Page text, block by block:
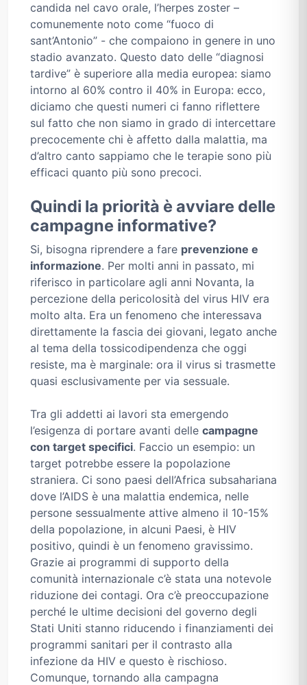
candida nel cavo orale, l’herpes zoster –
comunemente noto come “fuoco di
sant’Antonio” - che compaiono in genere in uno
stadio avanzato. Questo dato delle “diagnosi
tardive” è superiore alla media europea: siamo
intorno al 60% contro il 40% in Europa: ecco,
diciamo che questi numeri ci fanno riflettere
sul fatto che non siamo in grado di intercettare
precocemente chi è affetto dalla malattia, ma
d’altro canto sappiamo che le terapie sono più
efficaci quanto più sono precoci.
Quindi la priorità è avviare delle
campagne informative?
Si, bisogna riprendere a fare prevenzione e
informazione. Per molti anni in passato, mi
riferisco in particolare agli anni Novanta, la
percezione della pericolosità del virus HIV era
molto alta. Era un fenomeno che interessava
direttamente la fascia dei giovani, legato anche
al tema della tossicodipendenza che oggi
resiste, ma è marginale: ora il virus si trasmette
quasi esclusivamente per via sessuale.
Tra gli addetti ai lavori sta emergendo
l’esigenza di portare avanti delle campagne
con target specifici. Faccio un esempio: un
target potrebbe essere la popolazione
straniera. Ci sono paesi dell’Africa subsahariana
dove l’AIDS è una malattia endemica, nelle
persone sessualmente attive almeno il 10-15%
della popolazione, in alcuni Paesi, è HIV
positivo, quindi è un fenomeno gravissimo.
Grazie ai programmi di supporto della
comunità internazionale c’è stata una notevole
riduzione dei contagi. Ora c’è preoccupazione
perché le ultime decisioni del governo degli
Stati Uniti stanno riducendo i finanziamenti dei
programmi sanitari per il contrasto alla
infezione da HIV e questo è rischioso.
Comunque, tornando alla campagna